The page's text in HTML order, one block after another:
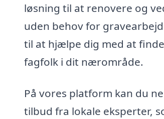
løsning til at renovere og
uden behov for
til at hjælpe dig med at
fagfolk i dit nærområde.
På vores platform kan du
tilbud fra lokale eksperter,